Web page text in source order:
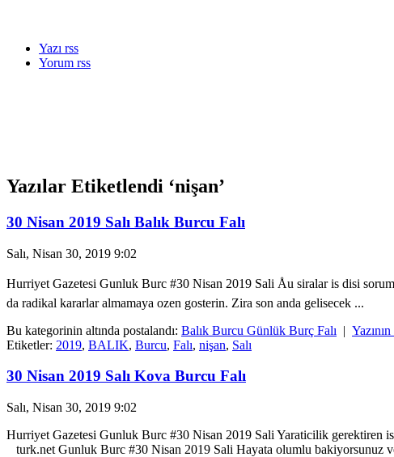
Yazı rss
Yorum rss
Yazılar Etiketlendi ‘nişan’
30 Nisan 2019 Salı Balık Burcu Falı
Salı, Nisan 30, 2019 9:02
Hurriyet Gazetesi Gunluk Burc #30 Nisan 2019 Sali Åu siralar is disi
da radikal kararlar almamaya ozen gosterin. Zira son anda gelisecek ...
Bu kategorinin altında postalandı: Balık Burcu Günlük Burç Falı |
Etiketler: 2019, BALIK, Burcu, Falı, nişan, Salı
30 Nisan 2019 Salı Kova Burcu Falı
Salı, Nisan 30, 2019 9:02
Hurriyet Gazetesi Gunluk Burc #30 Nisan 2019 Sali Yaraticilik gerektiren
turk.net Gunluk Burc #30 Nisan 2019 Sali Hayata olumlu bakiyorsunuz